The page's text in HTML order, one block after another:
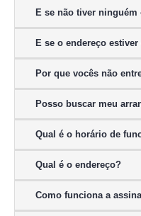
E se não tiver ninguém
E se o endereço
Por que vocês não
Posso buscar meu
Qual é o horário de
Qual é o endereço?
Como funciona a